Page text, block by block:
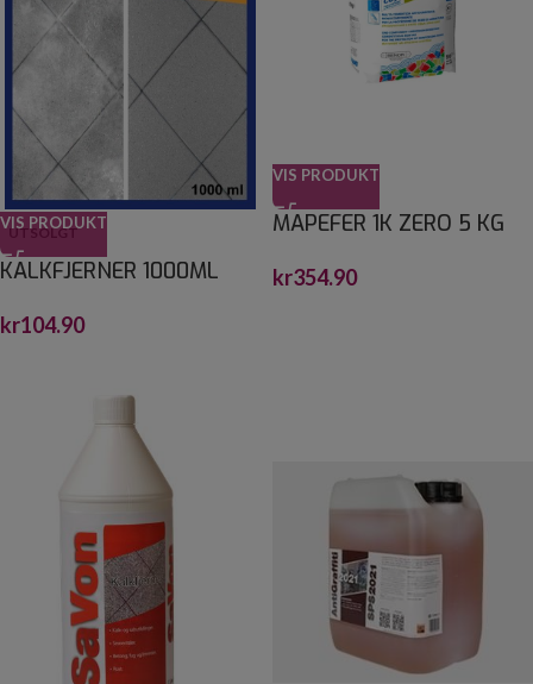
UTSOLGT
VIS PRODUKT
KALKFJERNER 1000ML
kr104.90
VIS PRODUKT
MAPEFER 1K ZERO 5 KG
kr354.90